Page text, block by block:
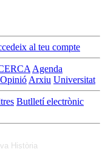
al teu compte
Agenda
Opinió Arxiu Universitat
Butlletí electrònic
Història